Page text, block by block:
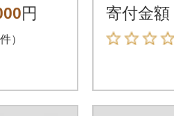
円
）
寄付金額